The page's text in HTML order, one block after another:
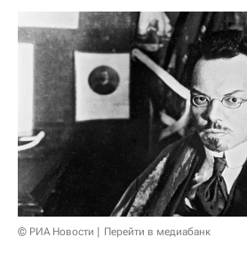
© РИА Новости Перейти в медиабанк